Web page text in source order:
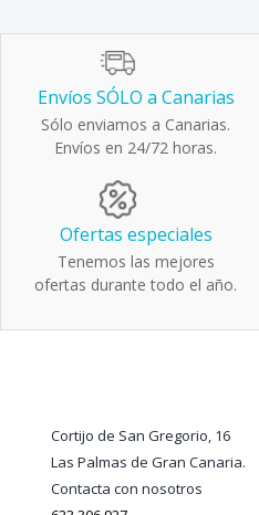
Envíos SÓLO a Canarias
Sólo enviamos a Canarias.
Envíos en 24/72 horas.
Ofertas especiales
Tenemos las mejores
ofertas durante todo el año.
Cortijo de San Gregorio, 16
Las Palmas de Gran Canaria.
Contacta con nosotros